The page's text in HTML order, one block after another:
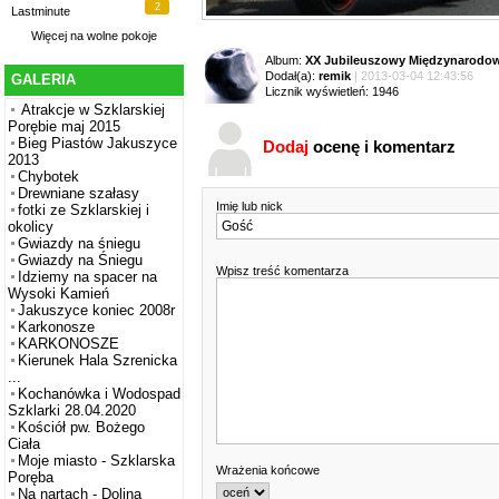
Lastminute 2
Więcej na wolne pokoje
GALERIA
Atrakcje w Szklarskiej
Porębie maj 2015
Bieg Piastów Jakuszyce
2013
Chybotek
Drewniane szałasy
fotki ze Szklarskiej i
okolicy
Gwiazdy na śniegu
Gwiazdy na Śniegu
Idziemy na spacer na
Wysoki Kamień
Jakuszyce koniec 2008r
Karkonosze
KARKONOSZE
Kierunek Hala Szrenicka
...
Kochanówka i Wodospad
Szklarki 28.04.2020
Kościół pw. Bożego
Ciała
Moje miasto - Szklarska
Poręba
Na nartach - Dolina
Album: XX Jubileuszowy
Dodał(a): remik | 2013-03-04 12:43:56
Licznik wyświetleń: 1946
Dodaj ocenę i komentarz
Imię lub nick
Wpisz treść komentarza
Wrażenia końcowe